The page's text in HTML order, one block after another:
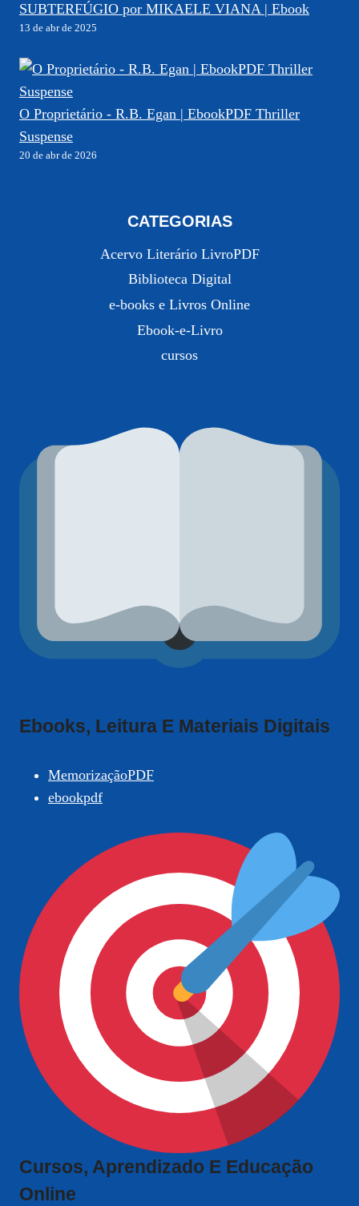
SUBTERFÚGIO por MIKAELE VIANA | Ebook
13 de abr de 2025
O Proprietário - R.B. Egan | EbookPDF Thriller
Suspense
20 de abr de 2026
CATEGORIAS
Acervo Literário LivroPDF
Biblioteca Digital
e-books e Livros Online
Ebook-e-Livro
cursos
Ebooks, Leitura E Materiais Digitais
MemorizaçãoPDF
ebookpdf
Cursos, Aprendizado E Educação
Online